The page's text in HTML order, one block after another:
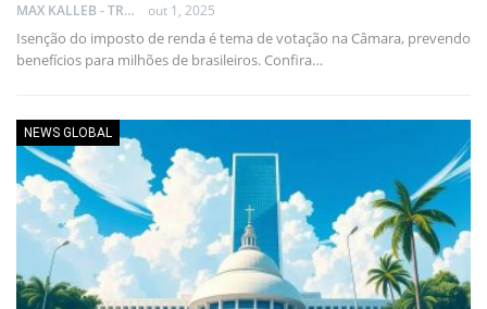
MAX KALLEB - TRADER out 1, 2025
Isenção do imposto de renda é tema de votação na Câmara, prevendo
benefícios para milhões de brasileiros. Confira…
NEWS GLOBAL